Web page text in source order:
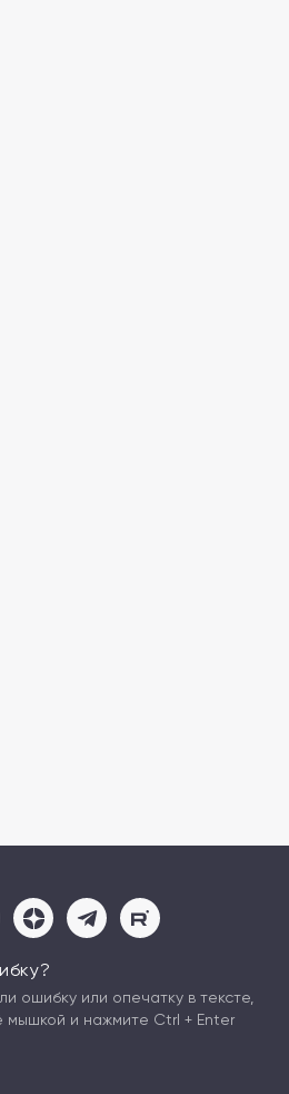
ошибку или опечатку в тексте,
мышкой и нажмите Ctrl + Enter